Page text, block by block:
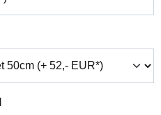
auswählen